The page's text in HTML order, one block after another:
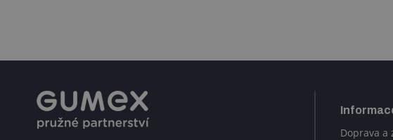
Doprava a